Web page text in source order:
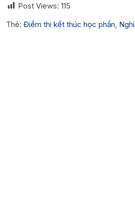
Post Views: 115
Thẻ: Điểm thi kết thúc học phần,